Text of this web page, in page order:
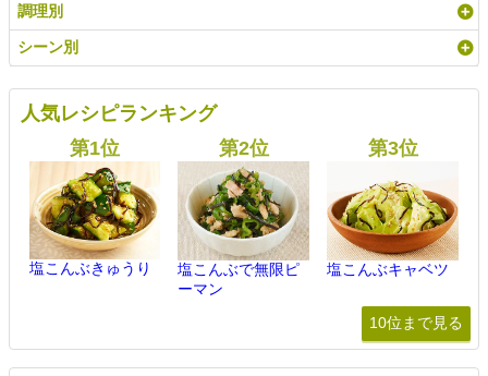
調理別
シーン別
人気レシピランキング
塩こんぶきゅうり
塩こんぶで無限ピ
ーマン
塩こんぶキャベツ
10位まで見る